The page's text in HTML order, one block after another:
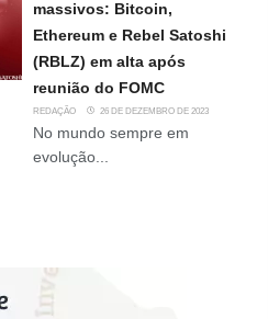
massivos: Bitcoin,
Ethereum e Rebel Satoshi
(RBLZ) em alta após
reunião do FOMC
REDAÇÃO 26 DE DEZEMBRO DE 2023
No mundo sempre em
evolução...